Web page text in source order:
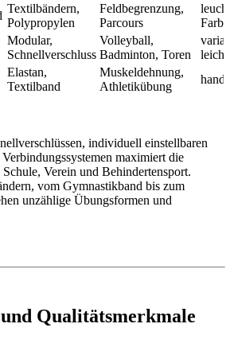
Textilbändern,
Polypropylen
Feldbegrenzung,
Parcours
Modular,
Schnellverschluss
Volleyball,
Badminton, Toren
leicht
Elastan,
Textilband
Muskeldehnung,
Athletikübung
individuell einstellbaren
maximiert die
Verein und Behindertensport.
vom Gymnastikband bis zum
unzählige Übungsformen und
Qualitätsmerkmale